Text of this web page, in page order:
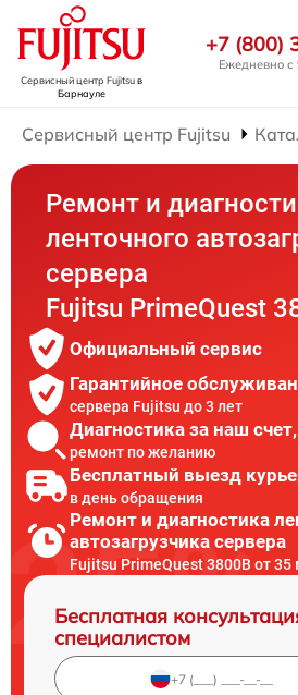
Сервисный центр Fujitsuв
Барнауле
+7 (800)
Ежедневно
Сервисный центр Fujitsu
Ремонт и
ленточного
сервера
Fujitsu PrimeQuest
Официальный сервис
Гарантийное
сервера Fujitsu до 3 лет
Диагностика за наш счет,
ремонт по желанию
Бесплатный выезд
в день обращения
Ремонт и диагностика
автозагрузчика сервера
Fujitsu PrimeQuest 3800B от 35
Бесплатная
специалистом